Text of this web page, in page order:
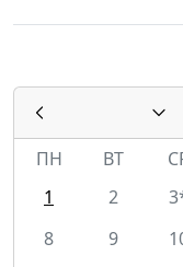
ПН
ВТ
1
2
8
9